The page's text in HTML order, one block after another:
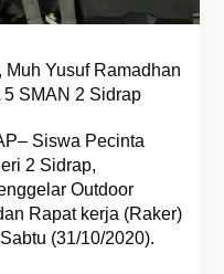
Yusuf Ramadhan
SMAN 2 Sidrap
Siswa Pecinta
2 Sidrap,
Outdoor
Rapat kerja (Raker)
(31/10/2020).